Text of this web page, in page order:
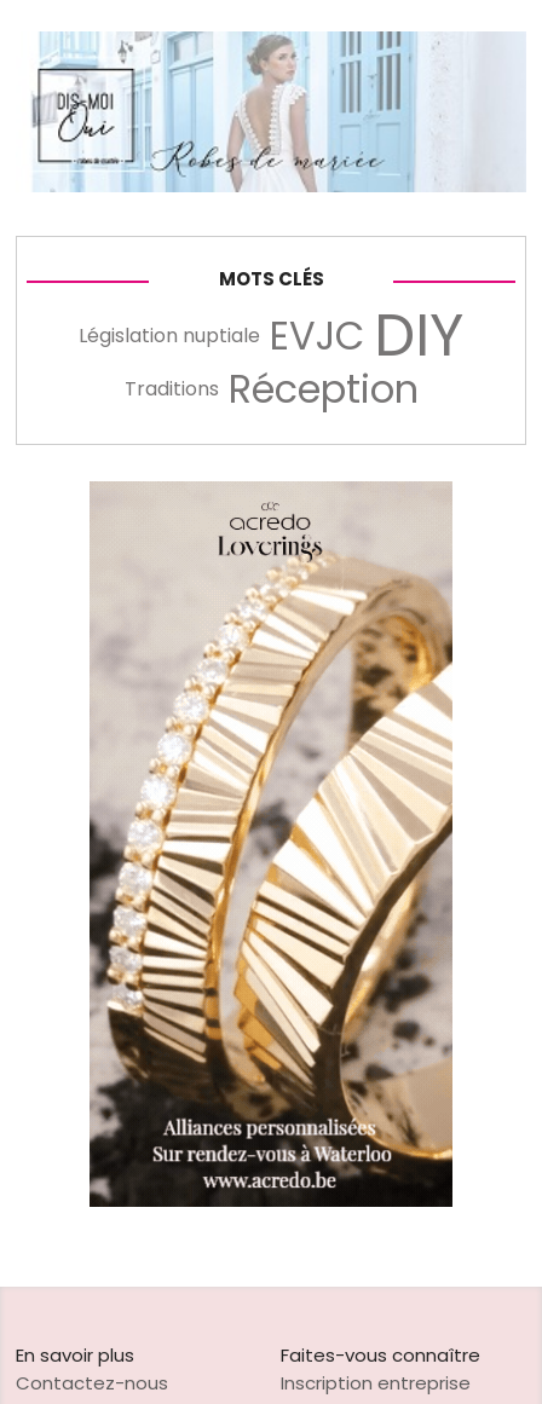
MOTS CLÉS
Législation nuptiale EVJC DIY
Traditions Réception
En savoir plus
Contactez-nous
Faites-vous connaître
Inscription entreprise